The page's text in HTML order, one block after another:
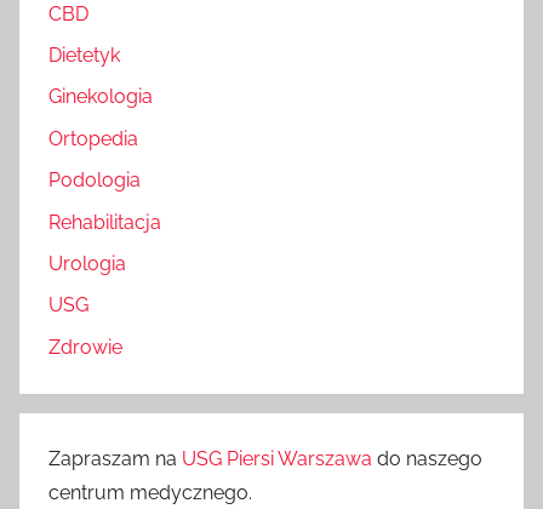
CBD
Dietetyk
Ginekologia
Ortopedia
Podologia
Rehabilitacja
Urologia
USG
Zdrowie
Zapraszam na USG Piersi Warszawa do naszego
centrum medycznego.